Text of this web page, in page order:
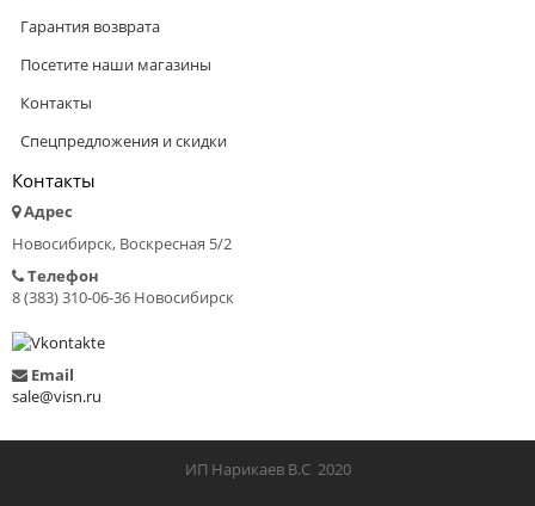
Гарантия возврата
Посетите наши магазины
Контакты
Спецпредложения и скидки
Контакты
Адрес
Новосибирск, Воскресная 5/2
Телефон
8 (383) 310-06-36 Новосибирск
Email
sale@visn.ru
ИП Нарикаев В.С 2020